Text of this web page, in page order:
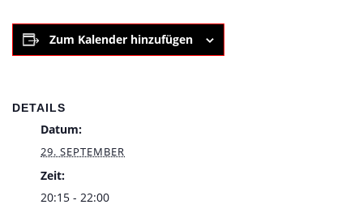
Zum Kalender hinzufügen
DETAILS
Datum:
29. SEPTEMBER
Zeit:
20:15 - 22:00